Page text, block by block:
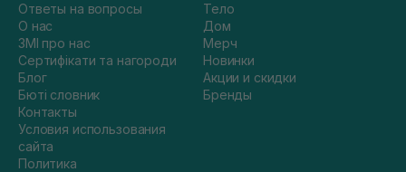
Ответы на вопросы
О нас
ЗМІ про нас
Сертифікати та нагороди
Блог
Бюті словник
Контакты
Условия использования
сайта
Политика
Тело
Дом
Мерч
Новинки
Акции и скидки
Бренды